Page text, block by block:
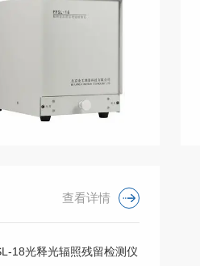
查看详情